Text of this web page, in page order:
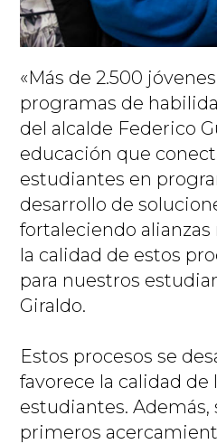
«Más de 2.500
programas de
del alcalde Federico
educación que
estudiantes en
desarrollo de
fortaleciendo
la calidad de estos
para nuestros
Giraldo.
Estos procesos se
favorece la calidad
estudiantes.
primeros